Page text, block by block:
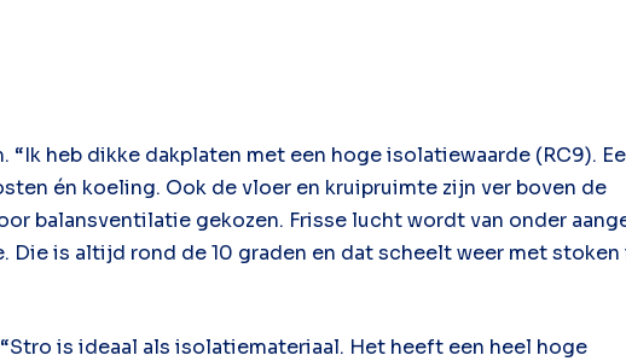
heb dikke dakplaten met een hoge isolatiewaarde (RC9).
én koeling. Ook de vloer en kruipruimte zijn ver boven de
balansventilatie gekozen. Frisse lucht wordt van onder
Die is altijd rond de 10 graden en dat scheelt weer met stoken
is ideaal als isolatiemateriaal. Het heeft een heel hoge